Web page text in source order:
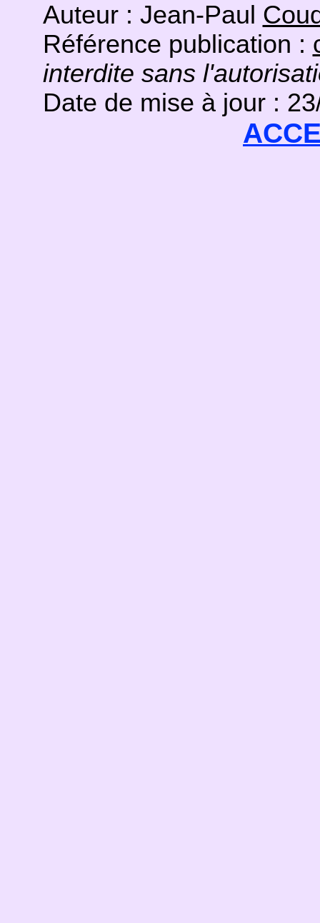
Auteur : Jean-Paul
Référence publication :
interdite sans
Date de mise à jour :